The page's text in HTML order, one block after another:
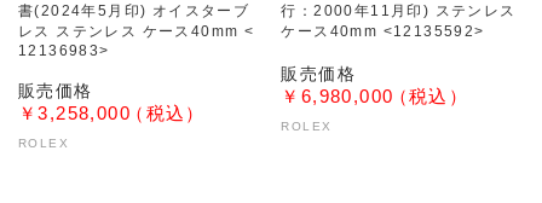
書(2024年5月印) オイスターブ
レス ステンレス ケース40mm <
12136983>
￥3,258,000
ROLEX
行：2000年11月印) ステンレス
ケース40mm <12135592>
￥6,980,000
ROLEX